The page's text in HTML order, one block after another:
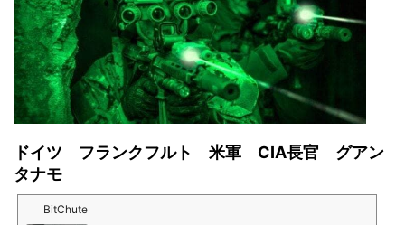
ドイツ フランクフルト 米軍 CIA長官 グアン
タナモ
BitChute